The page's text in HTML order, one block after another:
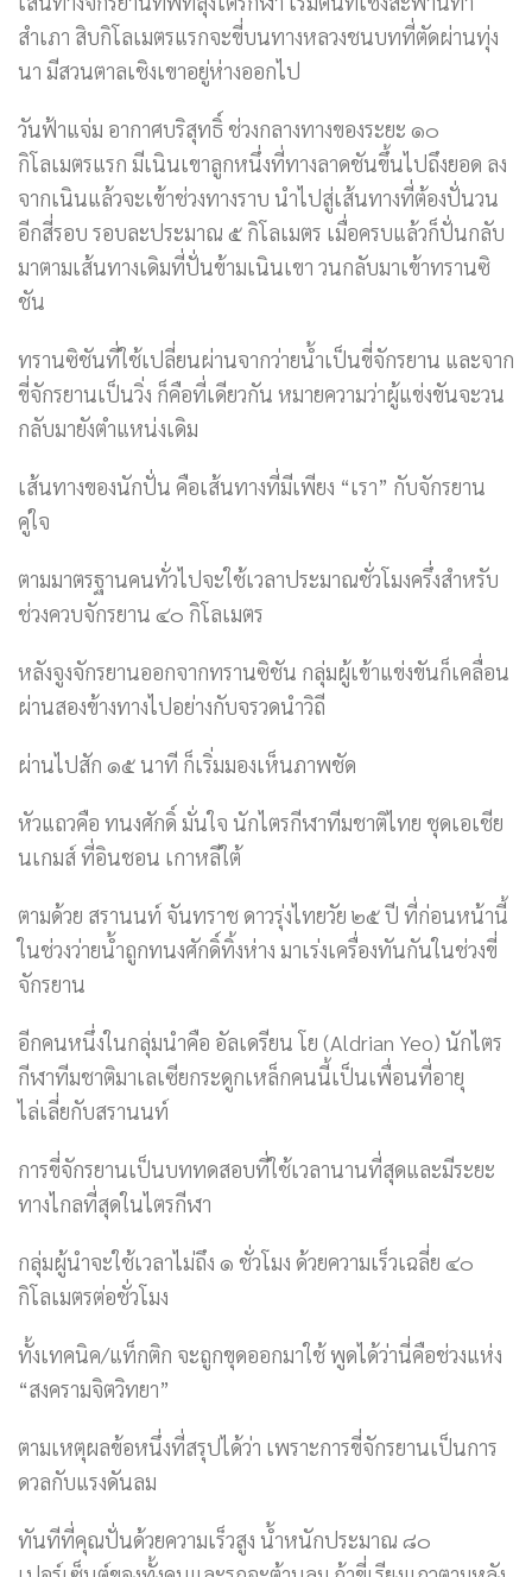
สำเภา สิบกิโลเมตรแรกจะขี่บนทางหลวงชนบทที่ตัดผ่านทุ่ง
นา มีสวนตาลเชิงเขาอยู่ห่างออกไป
วันฟ้าแจ่ม อากาศบริสุทธิ์ ช่วงกลางทางของระยะ ๑๐
กิโลเมตรแรก มีเนินเขาลูกหนึ่งที่ทางลาดชันขึ้นไปถึงยอด ลง
จากเนินแล้วจะเข้าช่วงทางราบ นำไปสู่เส้นทางที่ต้องปั่นวน
อีกสี่รอบ รอบละประมาณ ๕ กิโลเมตร เมื่อครบแล้วก็ปั่นกลับ
มาตามเส้นทางเดิมที่ปั่นข้ามเนินเขา วนกลับมาเข้าทรานซิ
ชัน
ทรานซิชันที่ใช้เปลี่ยนผ่านจากว่ายน้ำเป็นขี่จักรยาน และจาก
ขี่จักรยานเป็นวิ่ง ก็คือที่เดียวกัน หมายความว่าผู้แข่งขันจะวน
กลับมายังตำแหน่งเดิม
เส้นทางของนักปั่น คือเส้นทางที่มีเพียง “เรา” กับจักรยาน
คู่ใจ
ตามมาตรฐานคนทั่วไปจะใช้เวลาประมาณชั่วโมงครึ่งสำหรับ
ช่วงควบจักรยาน ๔๐ กิโลเมตร
หลังจูงจักรยานออกจากทรานซิชัน กลุ่มผู้เข้าแข่งขันก็เคลื่อน
ผ่านสองข้างทางไปอย่างกับจรวดนำวิถี
ผ่านไปสัก ๑๕ นาที ก็เริ่มมองเห็นภาพชัด
หัวแถวคือ ทนงศักดิ์ มั่นใจ นักไตรกีฬาทีมชาติไทย ชุดเอเชีย
นเกมส์ ที่อินชอน เกาหลีใต้
ตามด้วย สรานนท์ จันทราช ดาวรุ่งไทยวัย ๒๕ ปี ที่ก่อนหน้านี้
ในช่วงว่ายน้ำถูกทนงศักดิ์ทิ้งห่าง มาเร่งเครื่องทันกันในช่วงขี่
จักรยาน
อีกคนหนึ่งในกลุ่มนำคือ อัลเดรียน โย (Aldrian Yeo) นักไตร
กีฬาทีมชาติมาเลเซียกระดูกเหล็กคนนี้เป็นเพื่อนที่อายุ
ไล่เลี่ยกับสรานนท์
การขี่จักรยานเป็นบททดสอบที่ใช้เวลานานที่สุดและมีระยะ
ทางไกลที่สุดในไตรกีฬา
กลุ่มผู้นำจะใช้เวลาไม่ถึง ๑ ชั่วโมง ด้วยความเร็วเฉลี่ย ๔๐
กิโลเมตรต่อชั่วโมง
ทั้งเทคนิค/แท็กติก จะถูกขุดออกมาใช้ พูดได้ว่านี่คือช่วงแห่ง
“สงครามจิตวิทยา”
ตามเหตุผลข้อหนึ่งที่สรุปได้ว่า เพราะการขี่จักรยานเป็นการ
ดวลกับแรงดันลม
ทันทีที่คุณปั่นด้วยความเร็วสูง น้ำหนักประมาณ ๘๐